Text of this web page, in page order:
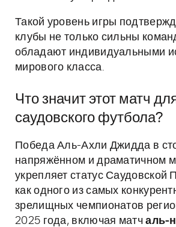
Такой уровень игры
клубы не только сильны
обладают индивидуальными
мирового класса.
Что значит этот матч
саудовского футбола?
Победа Аль-Ахли Джидда в
напряжённом и драматичном
укрепляет статус Саудовской
как одного из самых
зрелищных чемпионатов
2025 года, включая матчаль-